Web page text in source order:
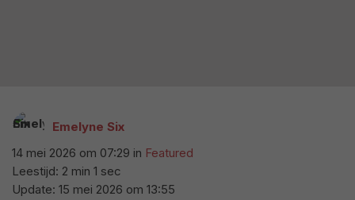
Emelyne Six
14 mei 2026 om 07:29 in Featured
Leestijd: 2 min 1 sec
Update: 15 mei 2026 om 13:55